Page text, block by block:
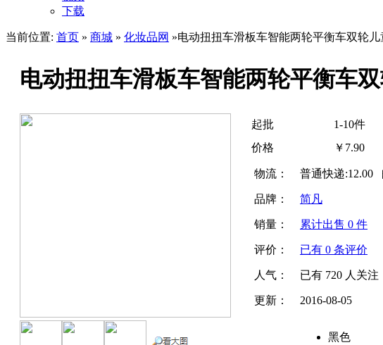
下载
当前位置: 首页 » 商城 » 化妆品网 »电动扭扭车滑板车智能两轮平衡车双轮
电动扭扭车滑板车智能两轮平衡车
起批 1-10件
价格
￥ 7.90
物流： 普通快递:12.00
品牌： 简凡
销量： 累计出售 0 件
评价： 已有 0 条评价
人气： 已有 720 人关注
更新： 2016-08-05
黑色